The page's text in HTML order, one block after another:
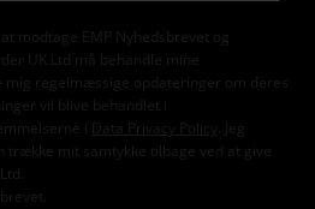
modtage EMP Nyhedsbrevet og
UK Ltd må behandle mine
regelmæssige opdateringer om deres
vil blive behandlet i
i
Data Privacy Policy
. Jeg
trække mit samtykke tilbage ved at give